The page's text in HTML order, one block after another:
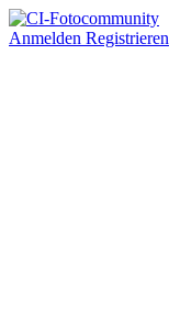
Anmelden Registrieren